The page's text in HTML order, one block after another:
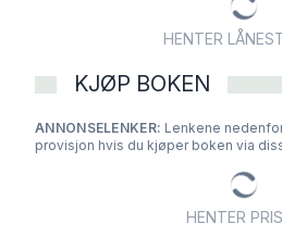
HENTER
KJØP BOKEN
ANNONSELENKER: Lenkene
provisjon hvis du kjøper boken via
HENTER